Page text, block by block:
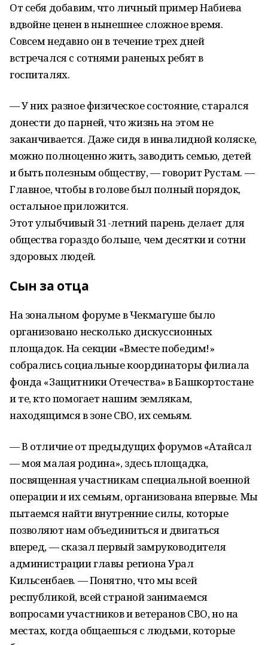
От себя добавим, что личный пример Набиева
вдвойне ценен в нынешнее сложное время.
Совсем недавно он в течение трех дней
встречался с сотнями раненых ребят в
госпиталях.
— У них разное физическое состояние, старался
донести до парней, что жизнь на этом не
заканчивается. Даже сидя в инвалидной коляске,
можно полноценно жить, заводить семью, детей
и быть полезным обществу, — говорит Рустам. —
Главное, чтобы в голове был полный порядок,
остальное приложится.
Этот улыбчивый 31-летний парень делает для
общества гораздо больше, чем десятки и сотни
здоровых людей.
Сын за отца
На зональном форуме в Чекмагуше было
организовано несколько дискуссионных
площадок. На секции «Вместе победим!»
собрались социальные координаторы филиала
фонда «Защитники Отечества» в Башкортостане
и те, кто помогает нашим землякам,
находящимся в зоне СВО, их семьям.
— В отличие от предыдущих форумов «Атайсал
— моя малая родина», здесь площадка,
посвященная участникам специальной военной
операции и их семьям, организована впервые. Мы
пытаемся найти внутренние силы, которые
позволяют нам объединиться и двигаться
вперед, — сказал первый замруководителя
администрации главы региона Урал
Кильсенбаев. — Понятно, что мы всей
республикой, всей страной занимаемся
вопросами участников и ветеранов СВО, но на
местах, когда общаешься с людьми, которые